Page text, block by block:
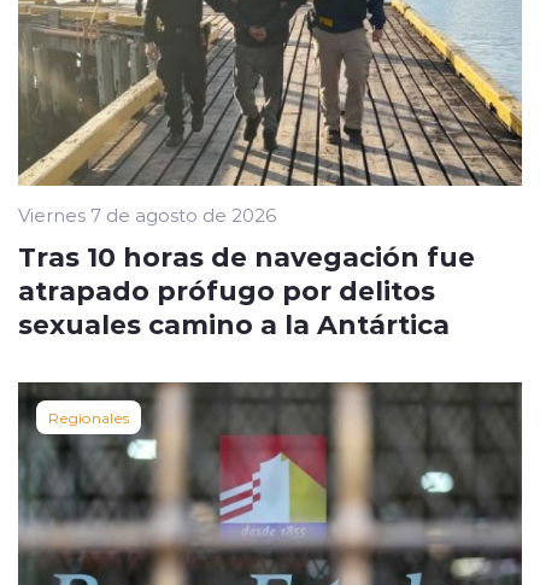
Viernes 7 de agosto de 2026
Tras 10 horas de navegación fue
atrapado prófugo por delitos
sexuales camino a la Antártica
Regionales